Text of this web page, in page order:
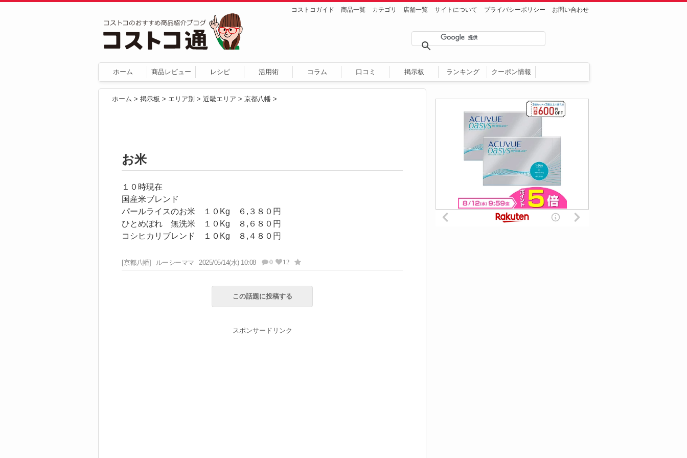
コストコガイド 商品一覧 カテゴリ 店舗一覧 サイトについて プライバシーポリシー お問い合わせ
ホーム 商品レビュー レシピ 活用術 コラム 口コミ 掲示板 ランキング クーポン情報
ホーム > 掲示板 > エリア別 > 近畿エリア > 京都八幡 >
お米
１０時現在
国産米ブレンド
パールライスのお米 １０Kg ６,３８０円
ひとめぼれ 無洗米 １０Kg ８,６８０円
コシヒカリブレンド １０Kg ８,４８０円
[京都八幡] ルーシーママ 2025/05/14(水) 10:08 0 12
この話題に投稿する
スポンサードリンク